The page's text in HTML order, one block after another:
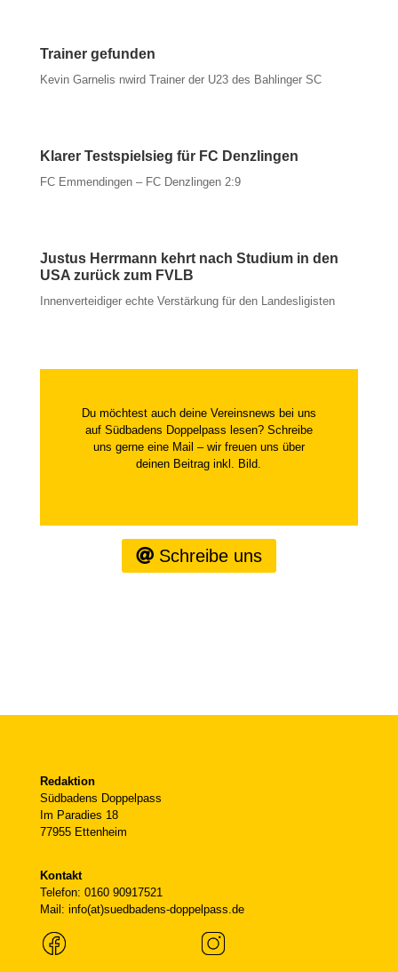
Trainer gefunden
Kevin Garnelis nwird Trainer der U23 des Bahlinger SC
Klarer Testspielsieg für FC Denzlingen
FC Emmendingen – FC Denzlingen 2:9
Justus Herrmann kehrt nach Studium in den
USA zurück zum FVLB
Innenverteidiger echte Verstärkung für den Landesligisten
Du möchtest auch deine Vereinsnews bei uns
auf Südbadens Doppelpass lesen? Schreibe
uns gerne eine Mail – wir freuen uns über
deinen Beitrag inkl. Bild.
Schreibe uns
Redaktion
Südbadens Doppelpass
Im Paradies 18
77955 Ettenheim
Kontakt
Telefon: 0160 90917521
Mail: info(at)suedbadens-doppelpass.de